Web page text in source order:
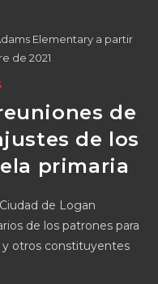
Elementary a partir
de 2021
de
de los
primaria
de Logan
de los patrones para
y otros constituyentes